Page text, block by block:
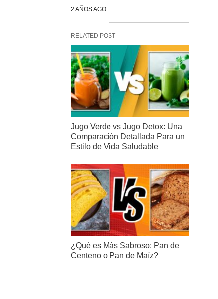
2 AÑOS AGO
RELATED POST
Jugo Verde vs Jugo Detox: Una
Comparación Detallada Para un
Estilo de Vida Saludable
¿Qué es Más Sabroso: Pan de
Centeno o Pan de Maíz?